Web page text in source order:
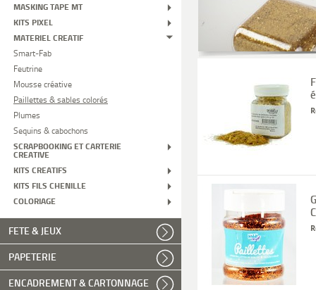
MASKING TAPE MT
KITS PIXEL
MATERIEL CREATIF
Smart-Fab
Feutrine
Mousse créative
Paillettes & sables colorés
Plumes
Sequins & cabochons
SCRAPBOOKING ET CARTERIE
CREATIVE
KITS CREATIFS
KITS FILS CHENILLE
COLORIAGE
FETE & JEUX
PAPETERIE
ENCADREMENT & CARTONNAGE